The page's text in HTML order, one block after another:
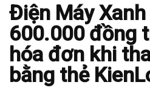
Điện Máy
600.000 đồng
hóa đơn khi
bằng thẻ